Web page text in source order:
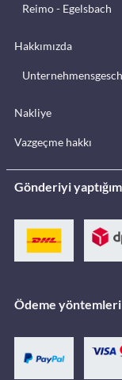
Reimo - Egelsbach
Hakkımızda
Nakliye
Vazgeçme hakkı
Gönderiyi
Ödeme yöntemleri